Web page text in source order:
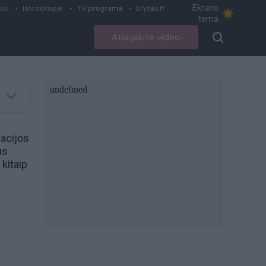
Horoskopai TV programa Lrytas.lt
Ekrano
tema
Atsiųskite video